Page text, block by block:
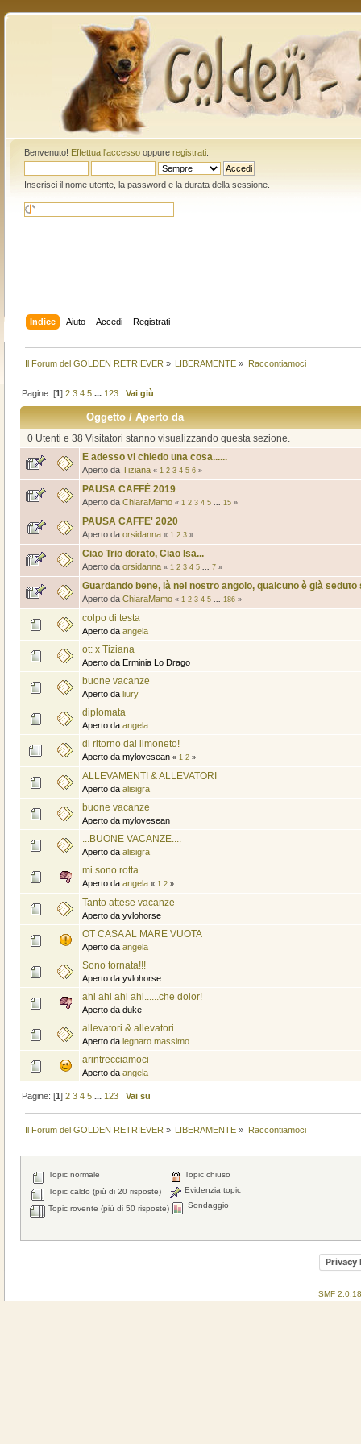
Benvenuto! Effettua l'accessooppure registrati.
Inserisci il nome utente, la password e la durata della sessione.
Indice Aiuto Accedi Registrati
Il Forum del GOLDEN RETRIEVER » LIBERAMENTE » Raccontiamoci
Pagine: [1]2 3 4 5 ... 123 Vai giù
Oggetto/Aperto da
0 Utenti e 38 Visitatori stanno visualizzando questa sezione.
E adesso vi chiedo una cosa......
Aperto da Tiziana « 1 2 3 4 5 6»
PAUSA CAFFÈ 2019
Aperto da ChiaraMamo « 1 2 3 4 5 15»
PAUSA CAFFE' 2020
Aperto da orsidanna « 1 2 3»
Ciao Trio dorato, Ciao Isa...
Aperto da orsidanna « 1 2 3 4 5 7»
Guardando bene, là nel nostro angolo, qualcuno è già seduto
Aperto da ChiaraMamo « 1 2 3 4 5 186»
colpo di testa
Aperto da angela
ot: x Tiziana
Aperto da Erminia Lo Drago
buone vacanze
Aperto da liury
diplomata
Aperto da angela
di ritorno dal limoneto!
Aperto da mylovesean « 1 2»
ALLEVAMENTI & ALLEVATORI
Aperto da alisigra
buone vacanze
Aperto da mylovesean
...BUONE VACANZE....
Aperto da alisigra
mi sono rotta
Aperto da angela « 1 2»
Tanto attese vacanze
Aperto da yvlohorse
OT CASA AL MARE VUOTA
Aperto da angela
Sono tornata!!!
Aperto da yvlohorse
ahi ahi ahi ahi......che dolor!
Aperto da duke
allevatori & allevatori
Aperto da legnaro massimo
arintrecciamoci
Aperto da angela
Pagine: [1]2 3 4 5 ... 123 Vai su
Il Forum del GOLDEN RETRIEVER » LIBERAMENTE » Raccontiamoci
Topic normale
Topic caldo (più di 20 risposte)
Topic rovente (più di 50 risposte)
Topic chiuso
Evidenzia topic
Sondaggio
Privacy
SMF 2.0.18